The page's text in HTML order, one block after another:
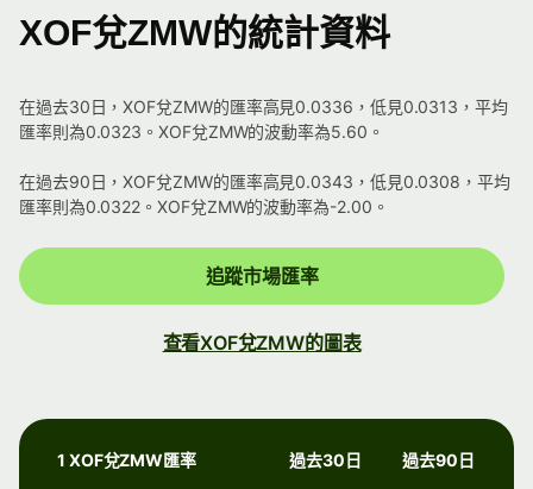
XOF兌ZMW的統計資料
在過去30日，XOF兌ZMW的匯率高見0.0336，低見0.0313，平均
匯率則為0.0323。XOF兌ZMW的波動率為5.60。
在過去90日，XOF兌ZMW的匯率高見0.0343，低見0.0308，平均
匯率則為0.0322。XOF兌ZMW的波動率為-2.00。
追蹤市場匯率
查看XOF兌ZMW的圖表
1 XOF兌ZMW匯率 過去30日 過去90日